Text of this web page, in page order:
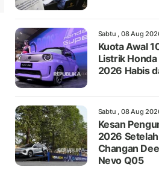
Sabtu , 08 Aug
Kuota Awal
Listrik
2026 Habis
Sabtu , 08 Aug
Kesan
2026
Changan
Nevo Q05